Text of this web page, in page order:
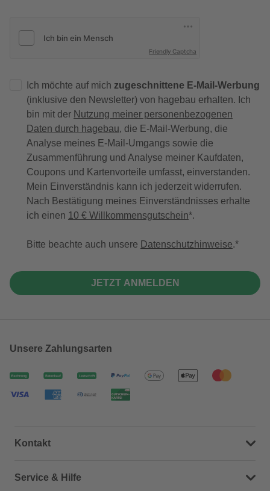
Friendly Captcha
Ich möchte auf mich zugeschnittene E-Mail-Werbung
(inklusive den Newsletter) von hagebau erhalten. Ich
bin mit der Nutzung meiner personenbezogenen
Daten durch hagebau, die E-Mail-Werbung, die
Analyse meines E-Mail-Umgangs sowie die
Zusammenführung und Analyse meiner Kaufdaten,
Coupons und Kartenvorteile umfasst, einverstanden.
Mein Einverständnis kann ich jederzeit widerrufen.
Nach Bestätigung meines Einverständnisses erhalte
ich einen 10 € Willkommensgutschein*.
Bitte beachte auch unsere Datenschutzhinweise.
JETZT ANMELDEN
Unsere Zahlungsarten
Kontakt
Dein Kontakt zu uns
Service & Hilfe